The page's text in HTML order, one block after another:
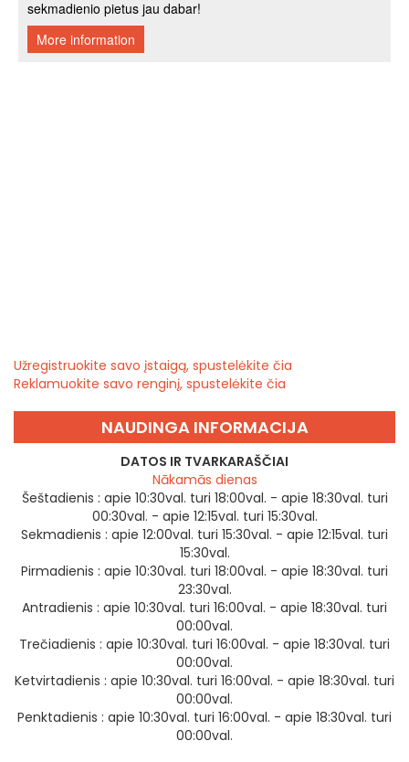
Užregistruokite savo įstaigą, spustelėkite čia
Reklamuokite savo renginį, spustelėkite čia
NAUDINGA INFORMACIJA
DATOS IR TVARKARAŠČIAI
Nākamās dienas
Šeštadienis : apie 10:30val. turi 18:00val. - apie 18:30val. turi
00:30val. - apie 12:15val. turi 15:30val.
Sekmadienis : apie 12:00val. turi 15:30val. - apie 12:15val. turi
15:30val.
Pirmadienis : apie 10:30val. turi 18:00val. - apie 18:30val. turi
23:30val.
Antradienis : apie 10:30val. turi 16:00val. - apie 18:30val. turi
00:00val.
Trečiadienis : apie 10:30val. turi 16:00val. - apie 18:30val. turi
00:00val.
Ketvirtadienis : apie 10:30val. turi 16:00val. - apie 18:30val. turi
00:00val.
Penktadienis : apie 10:30val. turi 16:00val. - apie 18:30val. turi
00:00val.